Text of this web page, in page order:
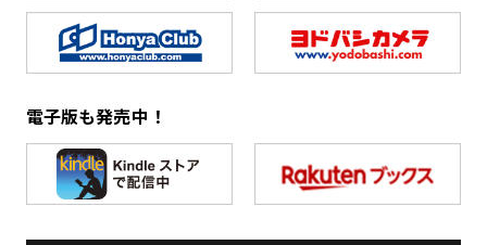
電子版も発売中！